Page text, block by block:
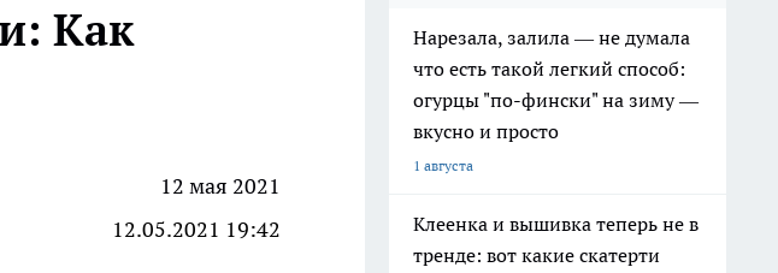
Как
12 мая 2021
12.05.2021 19:42
Нарезала, залила — не думала
что есть такой легкий способ:
огурцы "по-фински" на зиму —
вкусно и просто
1 августа
Клеенка и вышивка теперь не в
тренде: вот какие скатерти